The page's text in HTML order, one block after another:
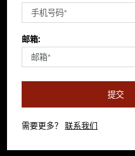
邮箱:
提交
需要更多？ 联系我们